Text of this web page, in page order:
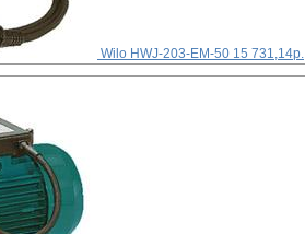
Wilo HWJ-203-EM-50 15 731,14р.